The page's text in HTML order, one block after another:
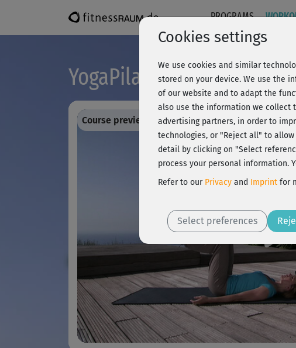
PROGRAMS
YogaPilates - Kraft &
Course preview - register and train all!
Cookies settings
We use cookies and similar
stored on your device. We use the
of our website and to adapt the
also use the information we collect
advertising partners, in order to
technologies, or "Reject all" to
detail by clicking on "Select
process your personal information.
Refer to our Privacy and Imprint for
Select preferences